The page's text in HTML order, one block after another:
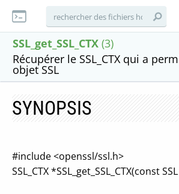
SSL_get_SSL_CTX (3)
Récupérer le SSL_CTX qui a
objet SSL
SYNOPSIS
#include <openssl/ssl.h>
SSL_CTX *SSL_get_SSL_CTX(const